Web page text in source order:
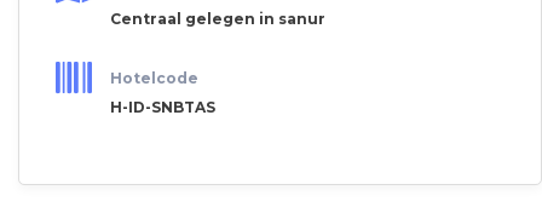
Centraal gelegen in sanur
Hotelcode
H-ID-SNBTAS